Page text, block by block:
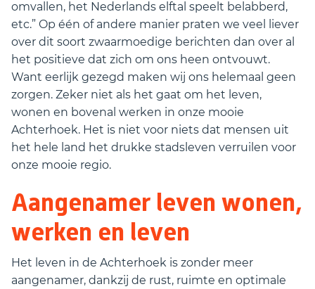
omvallen, het Nederlands elftal speelt belabberd,
etc.” Op één of andere manier praten we veel liever
over dit soort zwaarmoedige berichten dan over al
het positieve dat zich om ons heen ontvouwt.
Want eerlijk gezegd maken wij ons helemaal geen
zorgen. Zeker niet als het gaat om het leven,
wonen en bovenal werken in onze mooie
Achterhoek. Het is niet voor niets dat mensen uit
het hele land het drukke stadsleven verruilen voor
onze mooie regio.
Aangenamer leven wonen,
werken en leven
Het leven in de Achterhoek is zonder meer
aangenamer, dankzij de rust, ruimte en optimale